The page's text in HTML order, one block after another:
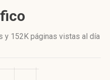
y 152K páginas vistas al día